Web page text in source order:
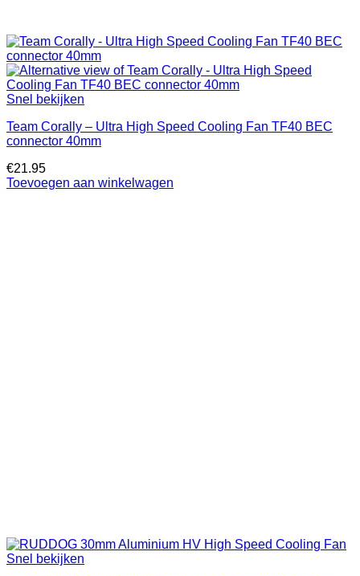
Snel bekijken
Team Corally – Ultra High Speed Cooling Fan TF40 BEC
connector 40mm
€21.95
Toevoegen aan winkelwagen
Snel bekijken